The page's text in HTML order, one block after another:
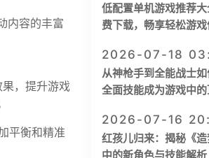
内容的丰富
，提升游戏
平衡和精准
低配置单机游戏推荐
费下载，畅享轻松游
2026-07-18
从神枪手到全能战士
全面技能成为游戏中
2026-07-16
红孩儿归来：揭秘《造
中的新角色与技能解析